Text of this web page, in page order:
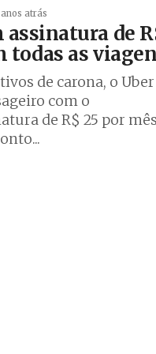
atrás
assinatura de
todas as
de carona, o Uber
com o
de R$ 25 por